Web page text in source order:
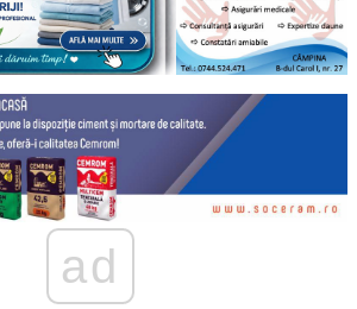
ad